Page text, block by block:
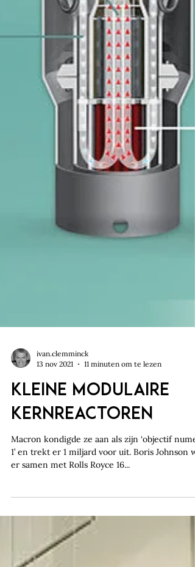
13 nov 2021
11 minuten om te lezen
KLEINE MODULAIRE
KERNREACTOREN
Macron kondigde ze aan als zijn ‘objectif
1’ en trekt er 1 miljard voor uit. Boris Johnson